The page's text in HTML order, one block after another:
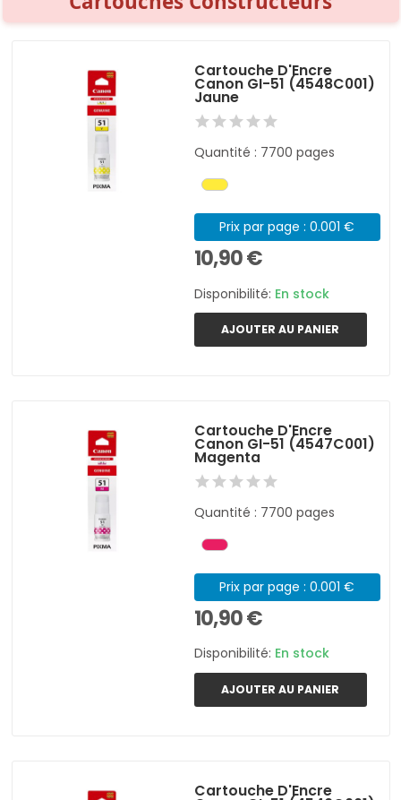
Cartouche D'Encre
Canon GI-51 (4548C001)
Jaune
Quantité : 7700 pages
Prix par page : 0.001 €
10,90 €
Disponibilité: En stock
AJOUTER AU PANIER
Cartouche D'Encre
Canon GI-51 (4547C001)
Magenta
Quantité : 7700 pages
Prix par page : 0.001 €
10,90 €
Disponibilité: En stock
AJOUTER AU PANIER
Cartouche D'Encre